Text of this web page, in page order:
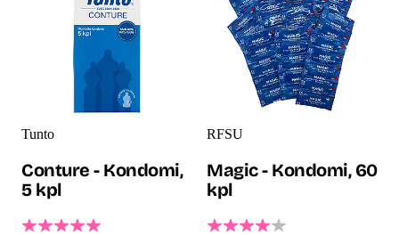
Tunto
Conture - Kondomi,
5 kpl
RFSU
Magic - Kondomi, 60
kpl